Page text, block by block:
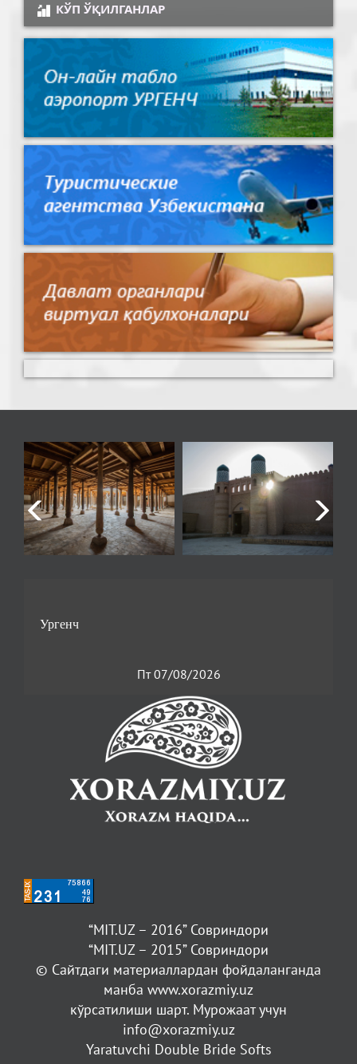
КЎП ЎҚИЛГАНЛАР
Пт 07/08/2026
“MIT.UZ – 2016” Совриндори
“MIT.UZ – 2015” Совриндори
© Сайтдаги материаллардан фойдаланганда
манба www.xorazmiy.uz
кўрсатилиши шарт. Мурожаат учун
info@xorazmiy.uz
Yaratuvchi Double Bride Softs